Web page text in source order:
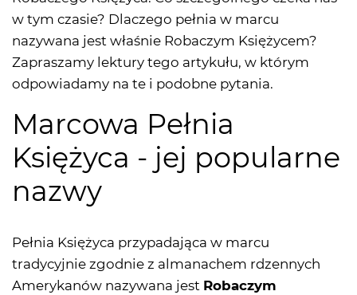
w tym czasie? Dlaczego pełnia w marcu
nazywana jest właśnie Robaczym Księżycem?
Zapraszamy lektury tego artykułu, w którym
odpowiadamy na te i podobne pytania.
Marcowa Pełnia
Księżyca - jej popularne
nazwy
Pełnia Księżyca przypadająca w marcu
tradycyjnie zgodnie z almanachem rdzennych
Amerykanów nazywana jest Robaczym